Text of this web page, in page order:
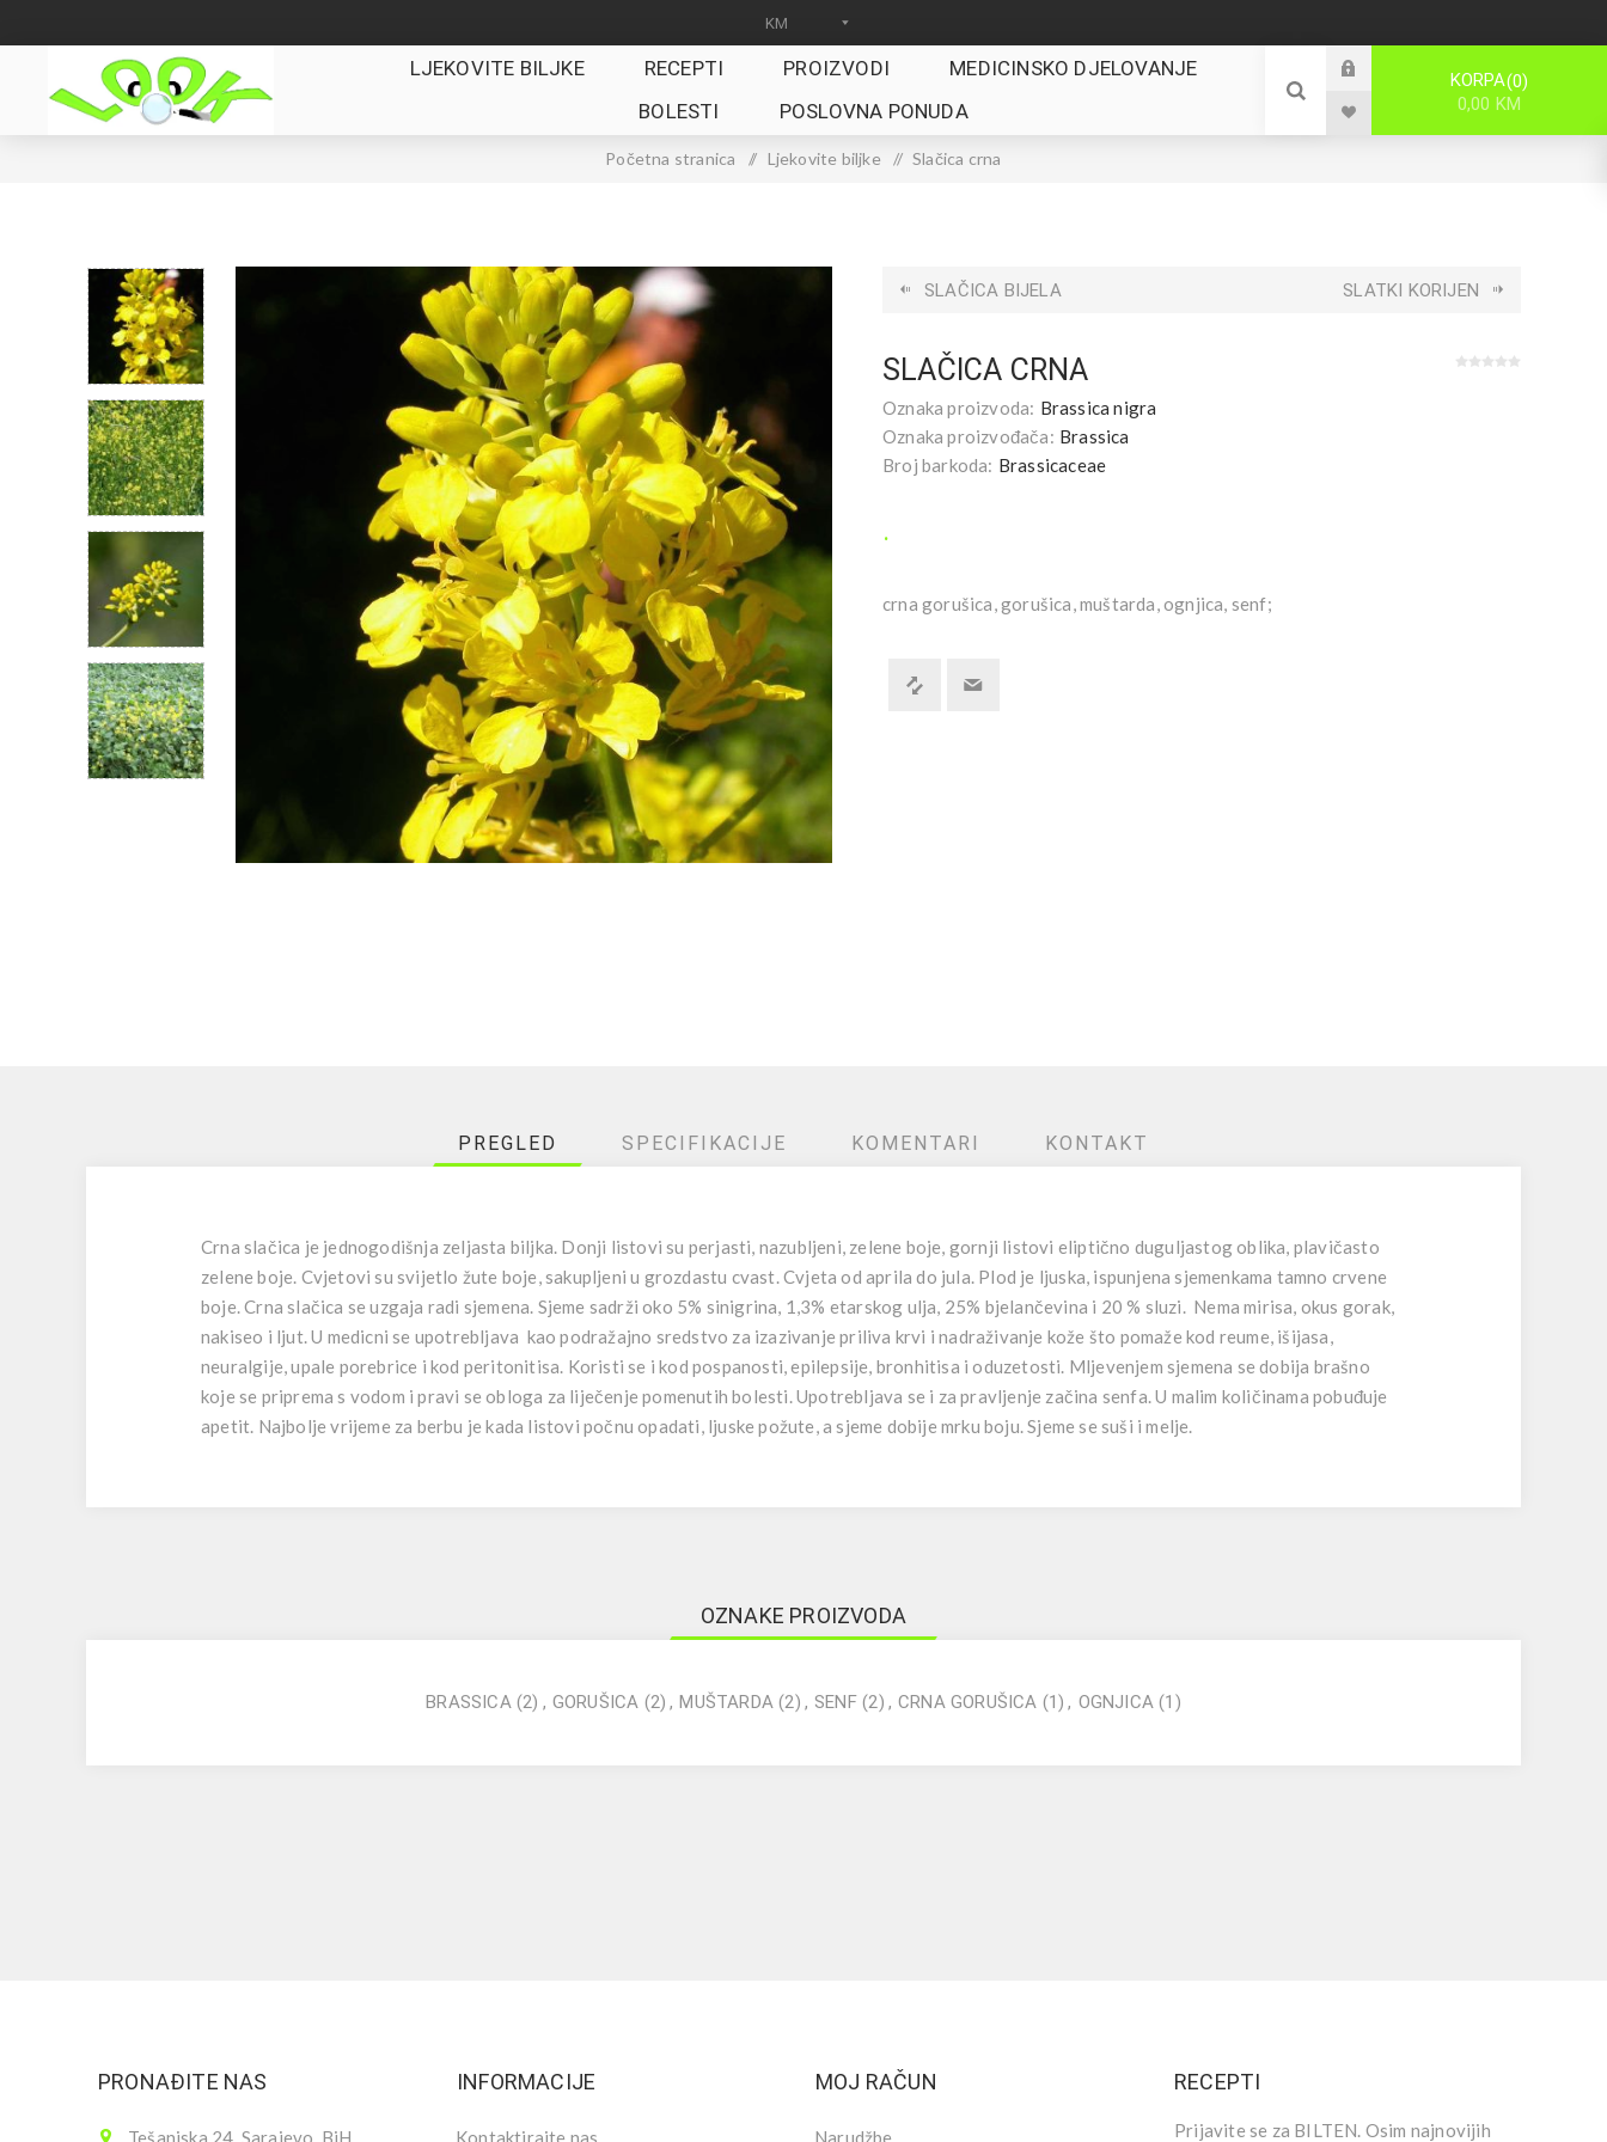
LJEKOVITE BILJKE RECEPTI PROIZVODI
MEDICINSKO DJELOVANJE
BOLESTI
POSLOVNA PONUDA
KORPA 0
0,00 KM
Početna stranica / Ljekovite biljke / Slačica crna
SLAČICA BIJELA SLATKI KORIJEN
SLAČICA CRNA
Oznaka proizvoda: Brassica nigra
Oznaka proizvođača: Brassica
Broj barkoda: Brassicaceae
.
crna gorušica, gorušica, muštarda, ognjica, senf;
PREGLED SPECIFIKACIJE KOMENTARI KONTAKT
Crna slačica je jednogodišnja zeljasta biljka. Donji listovi su perjasti, nazubljeni, zelene boje, gornji listovi eliptično duguljastog oblika, plavičasto
zelene boje. Cvjetovi su svijetlo žute boje, sakupljeni u grozdastu cvast. Cvjeta od aprila do jula. Plod je ljuska, ispunjena sjemenkama tamno crvene
boje. Crna slačica se uzgaja radi sjemena. Sjeme sadrži oko 5% sinigrina, 1,3% etarskog ulja, 25% bjelančevina i 20 % sluzi. Nema mirisa, okus gorak,
nakiseo i ljut. U medicni se upotrebljava kao podražajno sredstvo za izazivanje priliva krvi i nadraživanje kože što pomaže kod reume, išijasa,
neuralgije, upale porebrice i kod peritonitisa. Koristi se i kod pospanosti, epilepsije, bronhitisa i oduzetosti. Mljevenjem sjemena se dobija brašno
koje se priprema s vodom i pravi se obloga za liječenje pomenutih bolesti. Upotrebljava se i za pravljenje začina senfa. U malim količinama pobuđuje
apetit. Najbolje vrijeme za berbu je kada listovi počnu opadati, ljuske požute, a sjeme dobije mrku boju. Sjeme se suši i melje.
OZNAKE PROIZVODA
BRASSICA (2) , GORUŠICA (2) , MUŠTARDA (2) , SENF (2) , CRNA GORUŠICA (1) , OGNJICA (1)
PRONAĐITE NAS
Tešanjska 24, Sarajevo, BiH
INFORMACIJE
Kontaktirajte nas
MOJ RAČUN
Narudžbe
RECEPTI
Prijavite se za BILTEN. Osim najnovijih